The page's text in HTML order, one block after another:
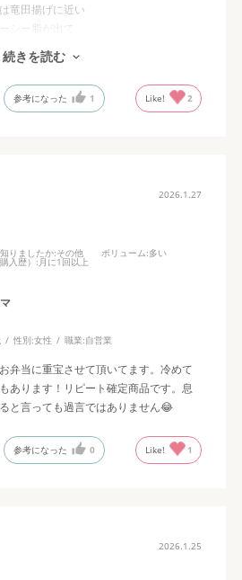
竜田揚げに近い
シー脂が出て
ンニクも強めではなく
ネーズやレモンを
かいうちに
続きを読む
参考になった 1 Like! 2
2026.1.27
りましたか:その他 ボリューム:多い
入歴） :月に1回以上
性別:女性 職業:自営業
弁当に重宝させて頂いてます。冷めて
あります！リピート確定商品です。息
と言っても過言ではありません😂
参考になった 0 Like! 1
2026.1.25